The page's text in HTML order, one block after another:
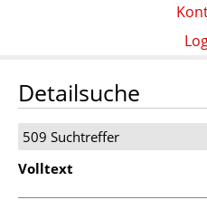
Detailsuche
509 Suchtreffer
Volltext